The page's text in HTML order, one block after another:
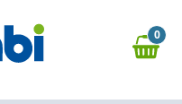
0,00 €
0